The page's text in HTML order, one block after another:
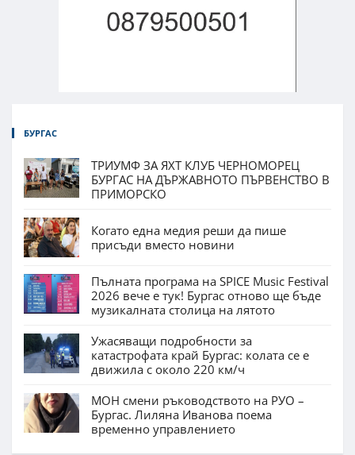
БУРГАС
ТРИУМФ ЗА ЯХТ КЛУБ ЧЕРНОМОРЕЦ
БУРГАС НА ДЪРЖАВНОТО ПЪРВЕНСТВО В
ПРИМОРСКО
Когато една медия реши да пише
присъди вместо новини
Пълната програма на SPICE Music Festival
2026 вече е тук! Бургас отново ще бъде
музикалната столица на лятото
Ужасяващи подробности за
катастрофата край Бургас: колата се е
движила с около 220 км/ч
МОН смени ръководството на РУО –
Бургас. Лиляна Иванова поема
временно управлението